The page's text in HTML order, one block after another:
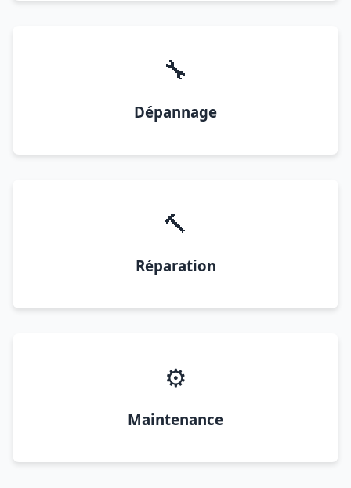
🔧
Dépannage
🔨
Réparation
⚙️
Maintenance